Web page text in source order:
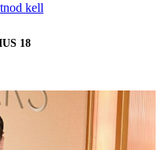
kell
18